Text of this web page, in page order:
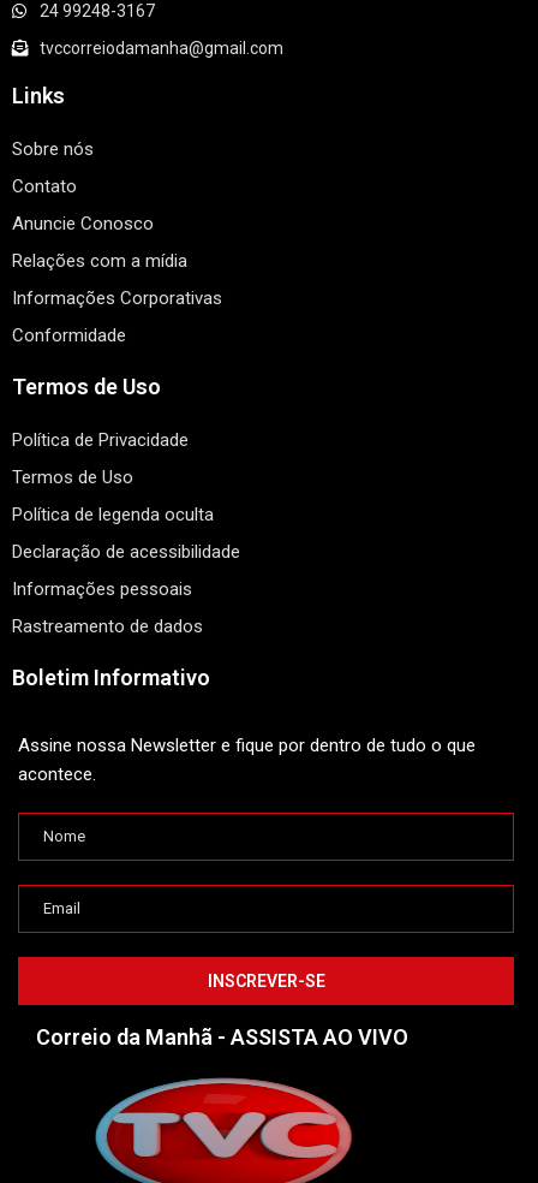
24 99248-3167
tvccorreiodamanha@gmail.com
Links
Sobre nós
Contato
Anuncie Conosco
Relações com a mídia
Informações Corporativas
Conformidade
Termos de Uso
Política de Privacidade
Termos de Uso
Política de legenda oculta
Declaração de acessibilidade
Informações pessoais
Rastreamento de dados
Boletim Informativo
Assine nossa Newsletter e fique por dentro de tudo o que
acontece.
Correio da Manhã - ASSISTA AO VIVO